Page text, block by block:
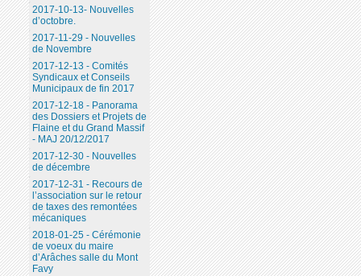
2017-10-13- Nouvelles
d’octobre.
2017-11-29 - Nouvelles
de Novembre
2017-12-13 - Comités
Syndicaux et Conseils
Municipaux de fin 2017
2017-12-18 - Panorama
des Dossiers et Projets de
Flaine et du Grand Massif
- MAJ 20/12/2017
2017-12-30 - Nouvelles
de décembre
2017-12-31 - Recours de
l’association sur le retour
de taxes des remontées
mécaniques
2018-01-25 - Cérémonie
de voeux du maire
d’Arâches salle du Mont
Favy